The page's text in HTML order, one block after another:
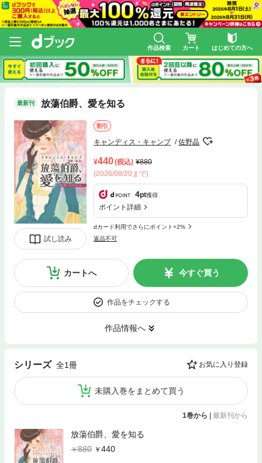
作品検索 カート はじめての方へ
最新刊 放蕩伯爵、愛を知る
試し読み
割引
キャンディス・キャンプ 佐野晶
440(税込)
880
(2026/08/20まで)
4pt獲得
ポイント詳細
dカード利用でさらにポイント+2%
返品不可
カートへ 今すぐ買う
作品をチェックする
作品情報へ
シリーズ 全1冊 お気に入り登録
未購入巻をまとめて買う
1巻から | 最新刊から
放蕩伯爵、愛を知る
880
440